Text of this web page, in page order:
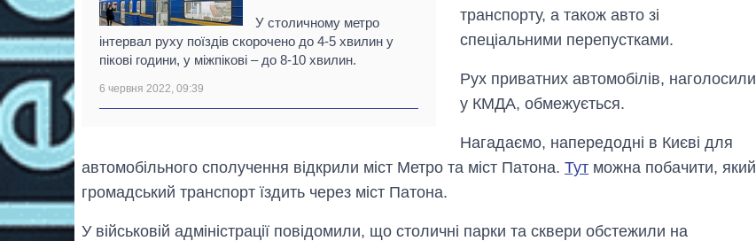
У столичному метро
інтервал руху поїздів скорочено до 4-5 хвилин у
пікові години, у міжпікові – до 8-10 хвилин.
6 червня 2022, 09:39
транспорту, а також авто зі
спеціальними перепустками.
Рух приватних автомобілів, наголосили
у КМДА, обмежується.
Нагадаємо, напередодні в Києві для
автомобільного сполучення відкрили міст Метро та міст Патона. Тут можна побачити, який
громадський транспорт їздить через міст Патона.
У військовій адміністрації повідомили, що столичні парки та сквери обстежили на
Економіка ШІ-
гігантів: скільки
коштують і
Anthropic